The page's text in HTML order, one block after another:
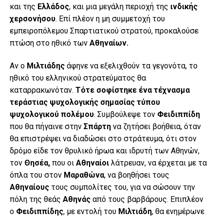
και της Ελλάδος, και μια μεγάλη περιοχή της ινδικής
χερσονήσου. Επί πλέον η μη συμμετοχή του
εμπειροπόλεμου Σπαρτιατικού στρατού, προκαλούσε
πτώση στο ηθικό των Αθηναίων.
Αν ο Μιλτιάδης άφηνε να εξελιχθούν τα γεγονότα, το
ηθικό του ελληνικού στρατεύματος θα
καταρρακωνόταν. Τότε σοφίστηκε ένα τέχνασμα
τεράστιας ψυχολογικής σημασίας τύπου
ψυχολογικού πολέμου. Συμβούλεψε τον Φειδιππίδη
που θα πήγαινε στην Σπάρτη να ζητήσει βοήθεια, όταν
θα επιστρέψει να διαδώσει στο στράτευμα, ότι στον
δρόμο είδε τον θρυλικό ήρωα και ιδρυτή των Αθηνών,
τον Θησέα, που οι Αθηναίοι λάτρευαν, να έρχεται με τα
όπλα του στον Μαραθώνα, να βοηθήσει τους
Αθηναίους τους συμπολίτες του, για να σώσουν την
πόλη της θεάς Αθηνάς από τους βαρβάρους. Επιπλέον
ο Φειδιππίδης, με εντολή του Μιλτιάδη, θα ενημέρωνε